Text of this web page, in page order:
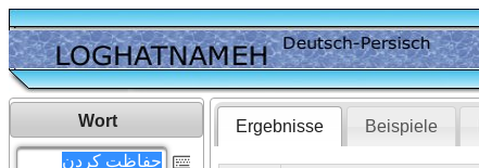
Wort Ergebnisse Beispiele